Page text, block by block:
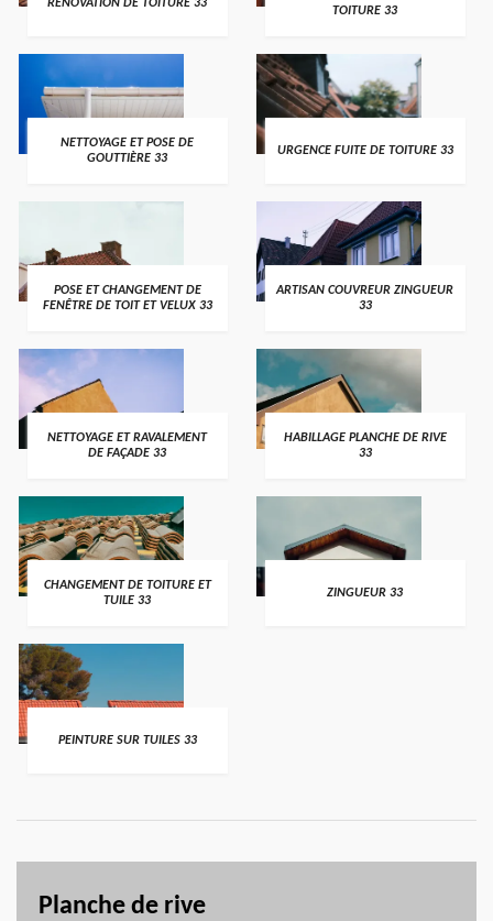
RÉNOVATION DE TOITURE 33
TOITURE 33
NETTOYAGE ET POSE DE
GOUTTIÈRE 33
URGENCE FUITE DE TOITURE 33
POSE ET CHANGEMENT DE
FENÊTRE DE TOIT ET VELUX 33
ARTISAN COUVREUR ZINGUEUR
33
NETTOYAGE ET RAVALEMENT
DE FAÇADE 33
HABILLAGE PLANCHE DE RIVE
33
CHANGEMENT DE TOITURE ET
TUILE 33
ZINGUEUR 33
PEINTURE SUR TUILES 33
Planche de rive